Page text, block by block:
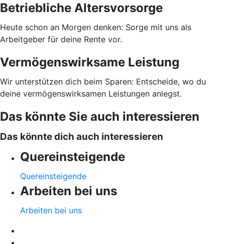
Betriebliche Altersvorsorge
Heute schon an Morgen denken: Sorge mit uns als
Arbeitgeber für deine Rente vor.
Vermögenswirksame Leistung
Wir unterstützen dich beim Sparen: Entscheide, wo du
deine vermögenswirksamen Leistungen anlegst.
Das könnte Sie auch interessieren
Das könnte dich auch interessieren
Quereinsteigende
Quereinsteigende
Arbeiten bei uns
Arbeiten bei uns